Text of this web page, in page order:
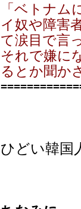
「ベトナ
イ奴や障害
て涙目で言
それで嫌に
るとか聞か
ひどい韓国